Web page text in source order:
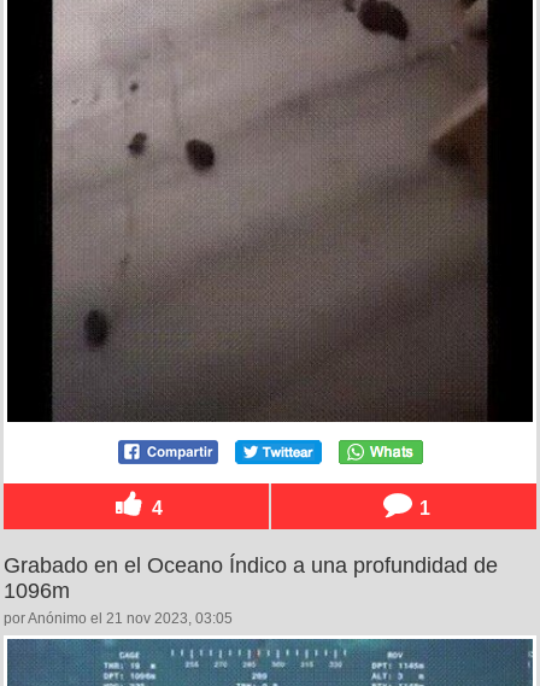
4 1
Grabado en el Oceano Índico a una profundidad de
1096m
por Anónimo el 21 nov 2023, 03:05